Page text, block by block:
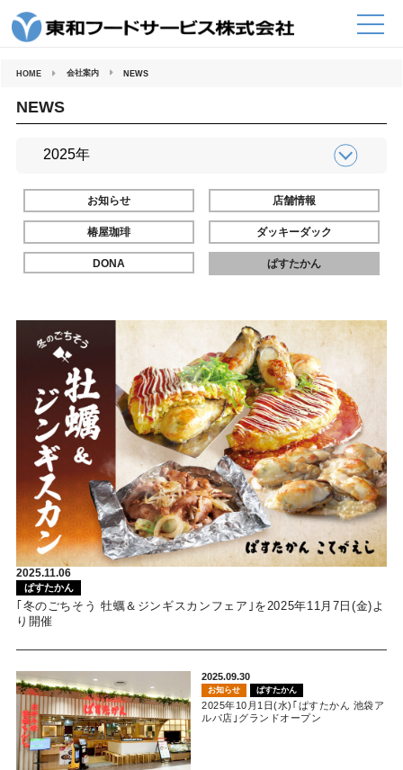
HOME 会社案内 NEWS
NEWS
お知らせ 店舗情報
椿屋珈琲 ダッキーダック
DONA ぱすたかん
2025.11.06
ぱすたかん
｢冬のごちそう 牡蠣＆ジンギスカンフェア｣を2025年11月7日(金)よ
り開催
2025.09.30
お知らせ ぱすたかん
2025年10月1日(水)｢ぱすたかん 池袋ア
ルパ店｣グランドオープン